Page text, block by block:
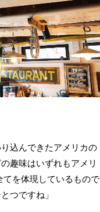
込んできたアメリカの
趣味はいずれもアメリ
てを体現しているもので
つですね」